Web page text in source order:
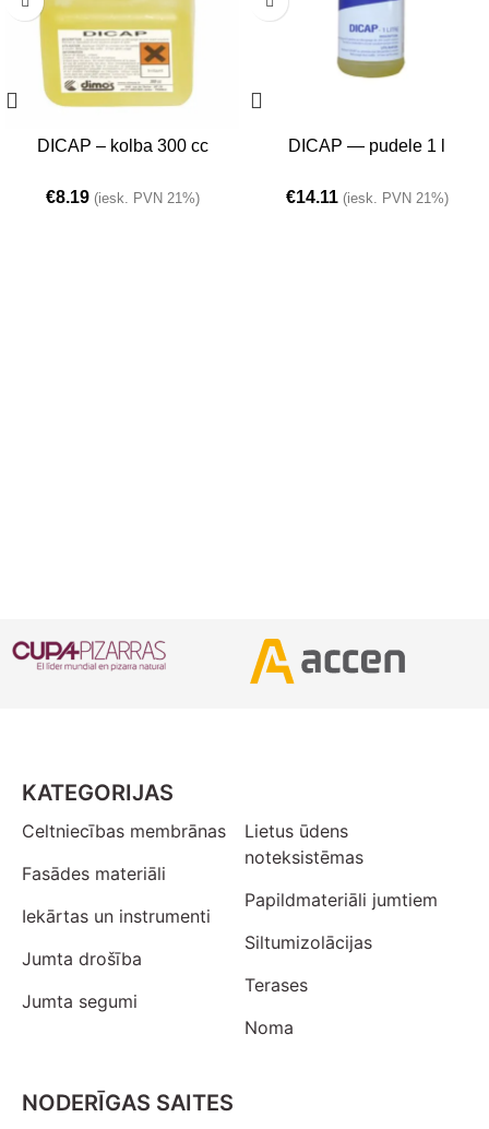
DICAP – kolba 300 cc
€8.19 (iesk. PVN 21%)
DICAP — pudele 1 l
€14.11 (iesk. PVN 21%)
KATEGORIJAS
Celtniecības membrānas
Fasādes materiāli
Iekārtas un instrumenti
Jumta drošība
Jumta segumi
Lietus ūdens
noteksistēmas
Papildmateriāli jumtiem
Siltumizolācijas
Terases
Noma
NODERĪGAS SAITES